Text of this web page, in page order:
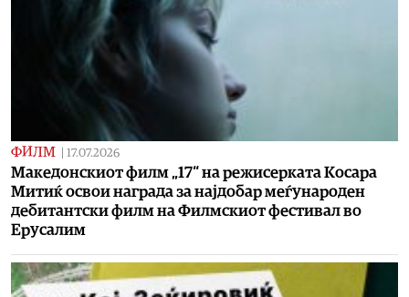
ФИЛМ 17.07.2026
Македонскиот филм „17“ на режисерката Косара
Митиќ освои награда за најдобар меѓународен
дебитантски филм на Филмскиот фестивал во
Ерусалим